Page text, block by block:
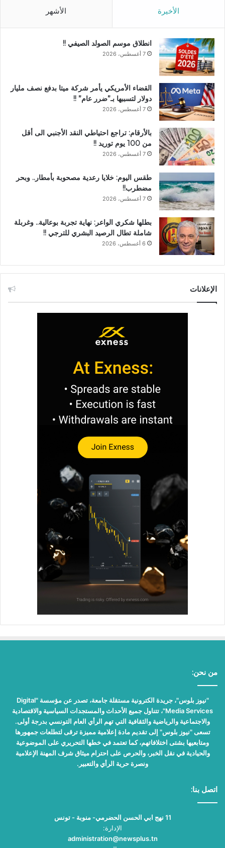
الأخيرة الأشهر
انطلاق موسم الصولد الصيفي !!
7 أغسطس، 2026
القضاء الأمريكي يأمر شركة ميتا بدفع نصف مليار
دولار لتسببها بـ”ضرر عام” !!
7 أغسطس، 2026
بالأرقام: تراجع احتياطي النقد الأجنبي الى أقل
من 100 يوم توريد !!
7 أغسطس، 2026
طقس اليوم: خلايا رعدية مصحوبة بأمطار.. وبحر
مضطرب!!
7 أغسطس، 2026
بطلها شكري الواعر: نهاية تجربة بوعالية.. وغربلة
شاملة تطال الرصيد البشري للترجي !!
6 أغسطس، 2026
الإعلانات
من نحن:
"نيوز بلوس"، جريدة الكترونية مستقلة جامعة، تصدر عن مؤسسة "Digital
Media Services"، تتناول جميع الأحداث والمستجدات السياسية والاقتصادية
والاجتماعية والرياضية والثقافية التي تهم الرأي العام التونسي بدرجة أولى.
تسعى "نيوز بلوس" إلى تقديم مادة إعلامية مميزة ترقى لتطلعات جمهورها
ومتابعيها بشتى اختلافاتهم، كما تعتمد في خطها التحريري على الموضوعية
والحيادية في نقل الخبر، والحرص على احترام ميثاق شرف المهنة الإعلامية
ونصرة حرية الرأي والتعبير.
اتصل بنا:
11 نهج ابي الحسن الحضرمي- منوبة - تونس
الإدارة:
administration@newsplus.tn